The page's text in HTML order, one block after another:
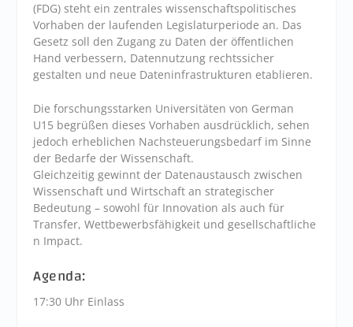
(FDG) steht ein zentrales wissenschaftspolitisches
Vorhaben der laufenden Legislaturperiode an. Das
Gesetz soll den Zugang zu Daten der öffentlichen
Hand verbessern, Datennutzung rechtssicher
gestalten und neue Dateninfrastrukturen etablieren.
Die forschungsstarken Universitäten von German
U15 begrüßen dieses Vorhaben ausdrücklich, sehen
jedoch erheblichen Nachsteuerungsbedarf im Sinne
der Bedarfe der Wissenschaft.
Gleichzeitig gewinnt der Datenaustausch zwischen
Wissenschaft und Wirtschaft an strategischer
Bedeutung – sowohl für Innovation als auch für
Transfer, Wettbewerbsfähigkeit und gesellschaftliche
n Impact.
Agenda:
17:30 Uhr Einlass